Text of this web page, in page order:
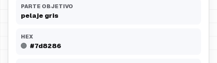
PARTE OBJETIVO
pelaje gris
HEX
#7d8286